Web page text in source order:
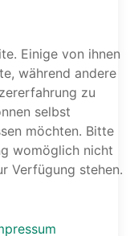
Einige von ihnen
während andere
zu
selbst
möchten. Bitte
womöglich nicht
Verfügung stehen.